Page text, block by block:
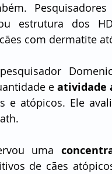
estrutura dos
com dermatite
e atividade
e atópicos. Ele
uma
de cães